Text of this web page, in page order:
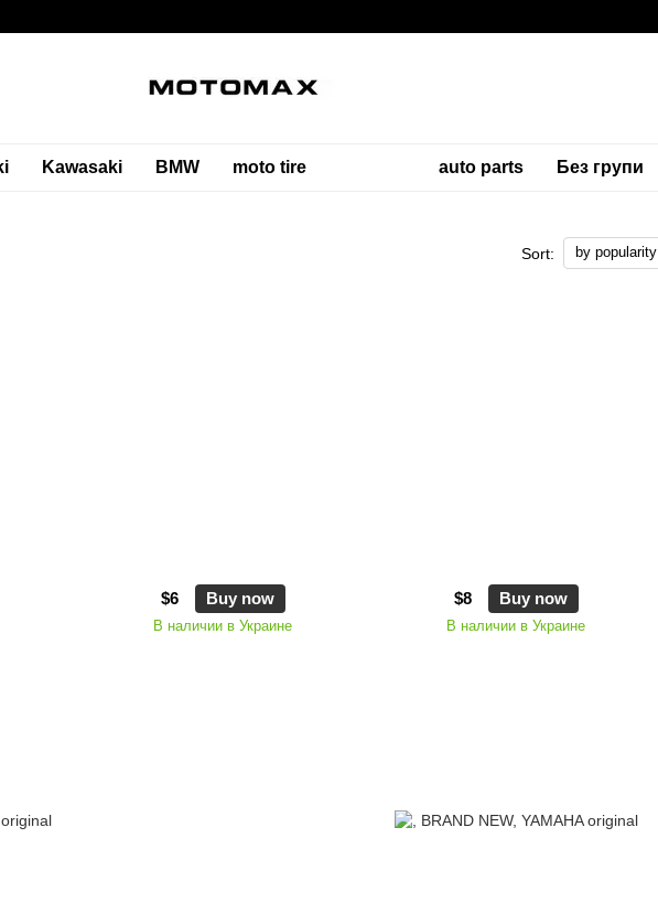
Kawasaki BMW moto tire auto parts Без групи
Sort: by popularity
$6 Buy now
В наличии в Украине
$8 Buy now
В наличии в Украине